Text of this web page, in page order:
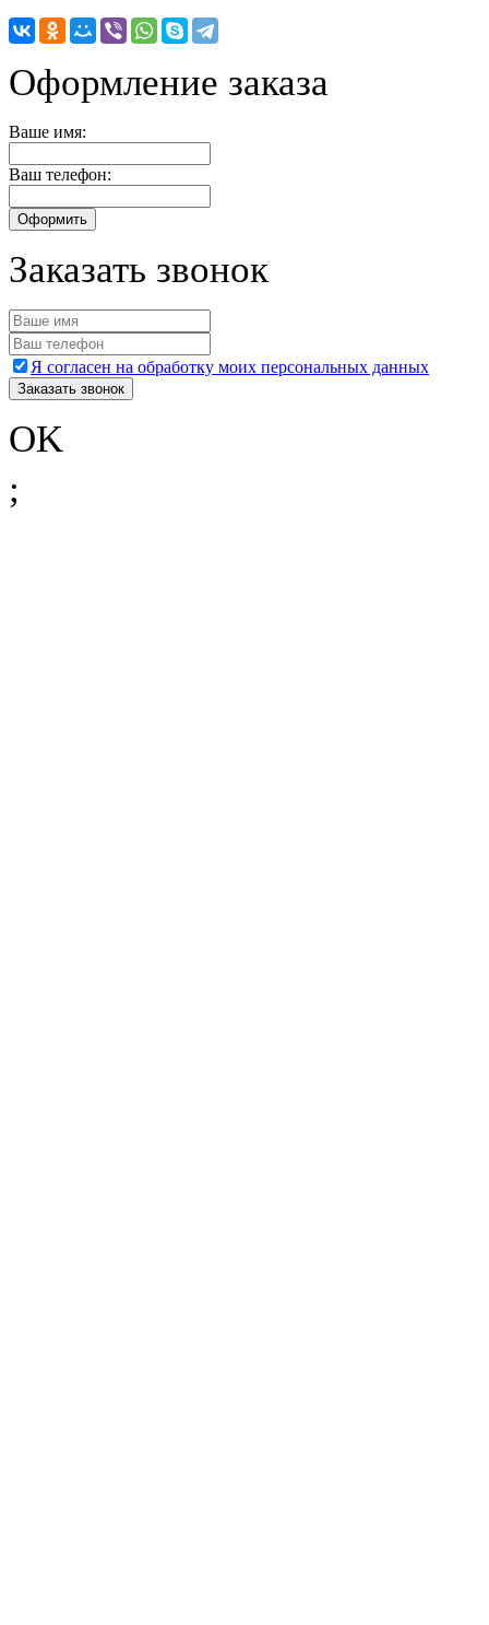
Оформление заказа
Ваше имя:
Ваш телефон:
Заказать звонок
Я согласен на обработку моих персональных данных
OK
;